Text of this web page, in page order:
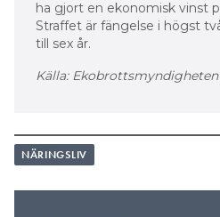
ha gjort en ekonomisk vinst
Straffet är fängelse i högst
till sex år.
Källa: Ekobrottsmyndigheten
NÄRINGSLIV